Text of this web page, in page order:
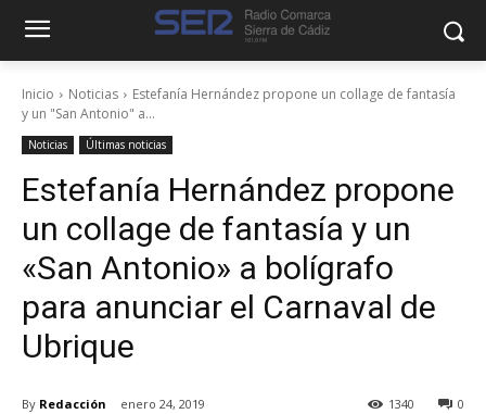
Inicio Noticias
Estefanía Hernández propone un collage de fantasía
y un "San Antonio" a...
Noticias Últimas noticias
Estefanía Hernández propone
un collage de fantasía y un
«San Antonio» a bolígrafo
para anunciar el Carnaval de
Ubrique
By Redacción enero 24, 2019 0
1340